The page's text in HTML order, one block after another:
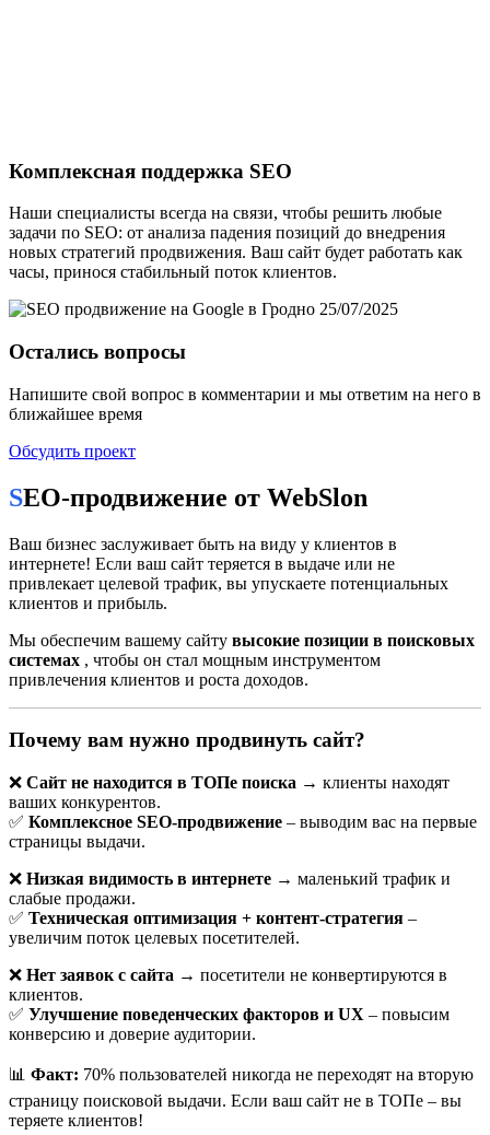
Комплексная поддержка SEO
Наши специалисты всегда на связи, чтобы решить любые
задачи по SEO: от анализа падения позиций до внедрения
новых стратегий продвижения. Ваш сайт будет работать как
часы, принося стабильный поток клиентов.
Остались вопросы
Напишите свой вопрос в комментарии и мы ответим на него в
ближайшее время
Обсудить проект
SEO-продвижение от WebSlon
Ваш бизнес заслуживает быть на виду у клиентов в
интернете! Если ваш сайт теряется в выдаче или не
привлекает целевой трафик, вы упускаете потенциальных
клиентов и прибыль.
Мы обеспечим вашему сайту высокие позиции в поисковых
системах , чтобы он стал мощным инструментом
привлечения клиентов и роста доходов.
🔍 SEO продвижение на Google в
Гродно: как выйти в ТОП и обойти
конкурентов
📌 Что такое SEO и зачем оно бизнесу в Гродно?
SEO продвижение на Google в Гродно
по улучшению видимости сайта в поисковой системе Google
для привлечения целевого трафика из региона. Благодаря
грамотной SEO-стратегии, ваш сайт может занимать
лидирующие позиции в поисковой выдаче по ключевым
запросам, связанным с вашим бизнесом.
В условиях высокой конкуренции на местном рынке,
особенно в сферах услуг, торговли, строительства,
не просто инструмент, а необходимость . Большинство
клиентов начинают поиск товаров и услуг именно в Google, и
только те, кто на первых позициях, получают основной поток
Почему вам нужно продвинуть сайт?
❌ Сайт не находится в ТОПе поиска → клиенты находят
ваших конкурентов.
✅ Комплексное SEO-продвижение – выводим вас на первые
страницы выдачи.
❌ Низкая видимость в интернете → маленький трафик и
слабые продажи.
✅ Техническая оптимизация + контент-стратегия –
увеличим поток целевых посетителей.
❌ Нет заявок с сайта → посетители не конвертируются в
клиентов.
✅ Улучшение поведенческих факторов и UX – повысим
конверсию и доверие аудитории.
📊 Факт: 70% пользователей никогда не переходят на вторую
страницу поисковой выдачи. Если ваш сайт не в ТОПе – вы
теряете клиентов!